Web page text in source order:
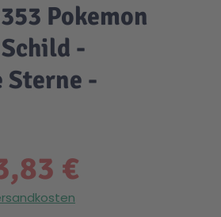
Pokemon
-
Sterne -
€